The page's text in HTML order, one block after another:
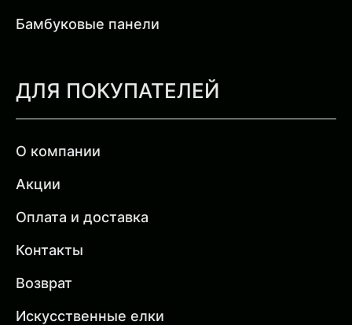
Бамбуковые панели
ДЛЯ ПОКУПАТЕЛЕЙ
О компании
Акции
Оплата и доставка
Контакты
Возврат
Искусственные елки